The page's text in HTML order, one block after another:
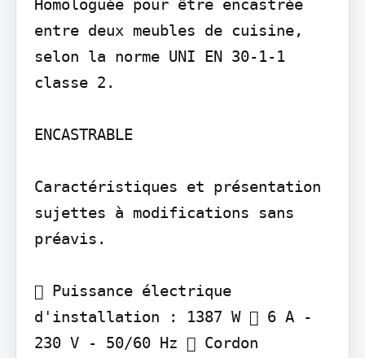
Homologuée pour être encastrée
entre deux meubles de cuisine,
selon la norme UNI EN 30-1-1
classe 2.
ENCASTRABLE
Caractéristiques et présentation
sujettes à modifications sans
préavis.
 Puissance électrique
d'installation : 1387 W  6 A -
230 V - 50/60 Hz  Cordon